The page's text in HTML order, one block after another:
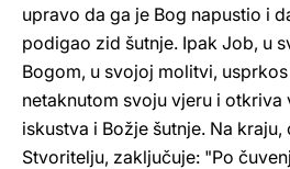
upravo da ga je Bog napustio i
podigao zid šutnje. Ipak Job, u
Bogom, u svojoj molitvi,
netaknutom svoju vjeru i otkriva
iskustva i Božje šutnje. Na
Stvoritelju, zaključuje: "Po